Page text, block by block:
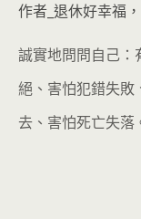
作者_退休好幸福
誠實地問問自己：
絕、害怕犯錯失敗
去、害怕死亡失落